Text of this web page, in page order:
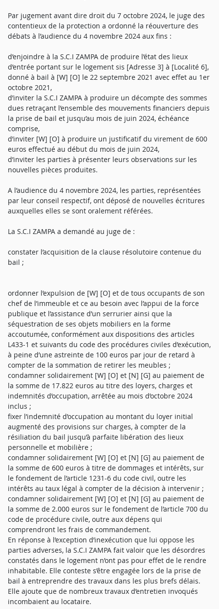
Par jugement avant dire droit du 7 octobre 2024, le juge des
contentieux de la protection a ordonné la réouverture des
débats à l’audience du 4 novembre 2024 aux fins :
d’enjoindre à la S.C.I ZAMPA de produire l’état des lieux
d’entrée portant sur le logement sis [Adresse 3] à [Localité 6],
donné à bail à [W] [O] le 22 septembre 2021 avec effet au 1er
octobre 2021,
d’inviter la S.C.I ZAMPA à produire un décompte des sommes
dues retraçant l’ensemble des mouvements financiers depuis
la prise de bail et jusqu’au mois de juin 2024, échéance
comprise,
d’inviter [W] [O] à produire un justificatif du virement de 600
euros effectué au début du mois de juin 2024,
d’inviter les parties à présenter leurs observations sur les
nouvelles pièces produites.
A l’audience du 4 novembre 2024, les parties, représentées
par leur conseil respectif, ont déposé de nouvelles écritures
auxquelles elles se sont oralement référées.
La S.C.I ZAMPA a demandé au juge de :
constater l’acquisition de la clause résolutoire contenue du
bail ;
ordonner l’expulsion de [W] [O] et de tous occupants de son
chef de l’immeuble et ce au besoin avec l’appui de la force
publique et l’assistance d’un serrurier ainsi que la
séquestration de ses objets mobiliers en la forme
accoutumée, conformément aux dispositions des articles
L433-1 et suivants du code des procédures civiles d’exécution,
à peine d’une astreinte de 100 euros par jour de retard à
compter de la sommation de retirer les meubles ;
condamner solidairement [W] [O] et [N] [G] au paiement de
la somme de 17.822 euros au titre des loyers, charges et
indemnités d’occupation, arrêtée au mois d’octobre 2024
inclus ;
fixer l’indemnité d’occupation au montant du loyer initial
augmenté des provisions sur charges, à compter de la
résiliation du bail jusqu’à parfaite libération des lieux
personnelle et mobilière ;
condamner solidairement [W] [O] et [N] [G] au paiement de
la somme de 600 euros à titre de dommages et intérêts, sur
le fondement de l’article 1231-6 du code civil, outre les
intérêts au taux légal à compter de la décision à intervenir ;
condamner solidairement [W] [O] et [N] [G] au paiement de
la somme de 2.000 euros sur le fondement de l’article 700 du
code de procédure civile, outre aux dépens qui
comprendront les frais de commandement.
En réponse à l’exception d’inexécution que lui oppose les
parties adverses, la S.C.I ZAMPA fait valoir que les désordres
constatés dans le logement n’ont pas pour effet de le rendre
inhabitable. Elle conteste s’être engagée lors de la prise de
bail à entreprendre des travaux dans les plus brefs délais.
Elle ajoute que de nombreux travaux d’entretien invoqués
incombaient au locataire.